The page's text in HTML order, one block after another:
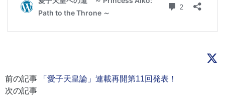
前の記事
「愛子天皇論」連載再開第11回発表！
次の記事